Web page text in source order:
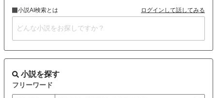
小説AI検索とは ログインして話してみる
小説を探す
フリーワード